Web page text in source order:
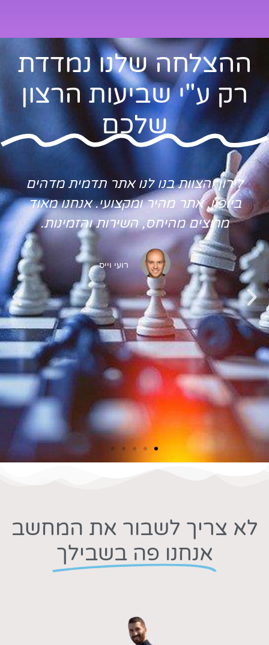
ההצלחה שלנו נמדדת
רק ע"י שביעות הרצון
שלכם
שלום אני מתכבד להמליץ על חברת
המוניטין בהנהלתו של לירון קטלן, איתה
אנחנו עובדים מזה מס' שנים כחברת
הדיגיטל. לירון והצוות זמינים לכל פניה
ודואגים לתת מענה מקצועי ומהיר
לשביעות רצוננו המלאה. לירון בעל ידע
מקצועי רחב בתחום עיסוקו, ובעל יכולת
לתת פתרון מקצועי לכל תקלה /
בקשה. במבחן התוצאה- האתר
מתוחזק ברמה גבוהה.
כפיר באואר
לא צריך לשבור את המחשב
אנחנו פה בשבילך